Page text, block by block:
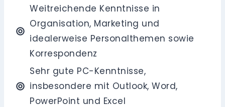
Weitreichende Kenntnisse in
Organisation, Marketing und
idealerweise Personalthemen sowie
Korrespondenz
Sehr gute PC-Kenntnisse,
insbesondere mit Outlook, Word,
PowerPoint und Excel